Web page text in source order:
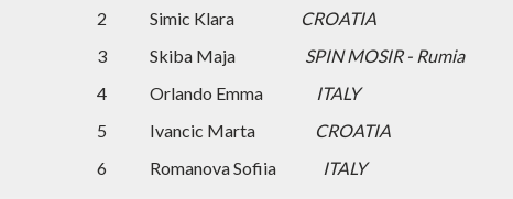
2 Simic Klara
CROATIA
3 Skiba Maja
SPIN MOSIR - Rumia
4 Orlando Emma
ITALY
5 Ivancic Marta
CROATIA
6 Romanova Sofiia
ITALY